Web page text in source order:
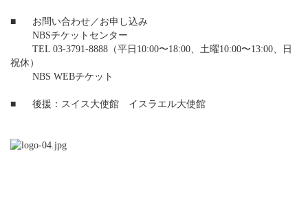
■
お問い合わせ／お申し込み
NBSチケットセンター
TEL 03-3791-8888（平日10:00〜18:00、土曜10:00〜13:00、日
祝休）
NBS WEBチケット
■ 後援：スイス大使館 イスラエル大使館